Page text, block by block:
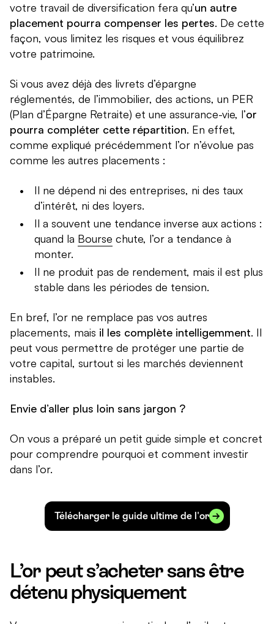
votre travail de diversification fera qu’un autre
placement pourra compenser les pertes. De cette
façon, vous limitez les risques et vous équilibrez
votre patrimoine.
Si vous avez déjà des livrets d’épargne
réglementés, de l’immobilier, des actions, un PER
(Plan d’Épargne Retraite) et une assurance-vie, l’or
pourra compléter cette répartition. En effet,
comme expliqué précédemment l’or n’évolue pas
comme les autres placements :
Il ne dépend ni des entreprises, ni des taux
d’intérêt, ni des loyers.
Il a souvent une tendance inverse aux actions :
quand la Bourse chute, l’or a tendance à
monter.
Il ne produit pas de rendement, mais il est plus
stable dans les périodes de tension.
En bref, l’or ne remplace pas vos autres
placements, mais il les complète intelligemment. Il
peut vous permettre de protéger une partie de
votre capital, surtout si les marchés deviennent
instables.
Envie d’aller plus loin sans jargon ?
On vous a préparé un petit guide simple et concret
pour comprendre pourquoi et comment investir
dans l’or.
Télécharger le guide ultime de l'or
L’or peut s’acheter sans être
détenu physiquement